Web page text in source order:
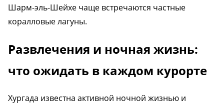
Шарм-эль-Шейхе чаще встречаются частные
коралловые лагуны.
Развлечения и ночная жизнь:
что ожидать в каждом курорте
Хургада известна активной ночной жизнью и